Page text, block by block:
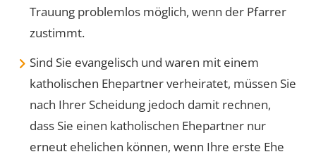
Trauung problemlos möglich, wenn der Pfarrer
zustimmt.
Sind Sie evangelisch und waren mit einem
katholischen Ehepartner verheiratet, müssen Sie
nach Ihrer Scheidung jedoch damit rechnen,
dass Sie einen katholischen Ehepartner nur
erneut ehelichen können, wenn Ihre erste Ehe